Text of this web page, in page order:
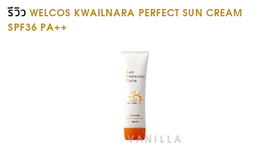
รีวิว WELCOS KWAILNARA PERFECT SUN CREAM
SPF36 PA++